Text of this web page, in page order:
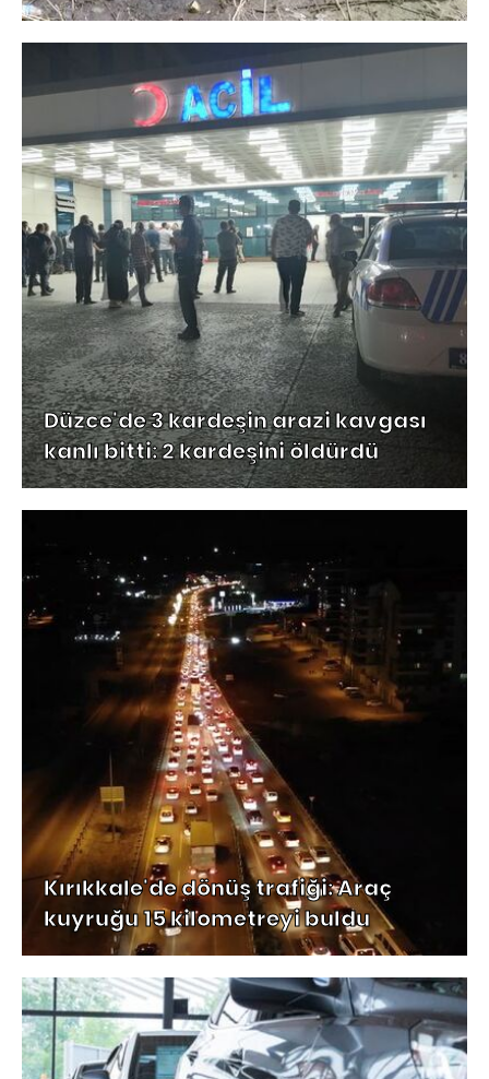
Düzce'de 3 kardeşin arazi kavgası
kanlı bitti: 2 kardeşini öldürdü
Kırıkkale'de dönüş trafiği: Araç
kuyruğu 15 kilometreyi buldu